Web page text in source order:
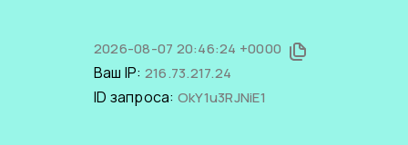
2026-08-07 20:46:24 +0000
Ваш IP: 216.73.217.24
ID запроса: OkY1u3RJNiE1